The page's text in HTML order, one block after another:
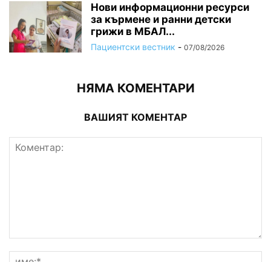
Нови информационни ресурси
за кърмене и ранни детски
грижи в МБАЛ...
Пациентски вестник - 07/08/2026
НЯМА КОМЕНТАРИ
ВАШИЯТ КОМЕНТАР